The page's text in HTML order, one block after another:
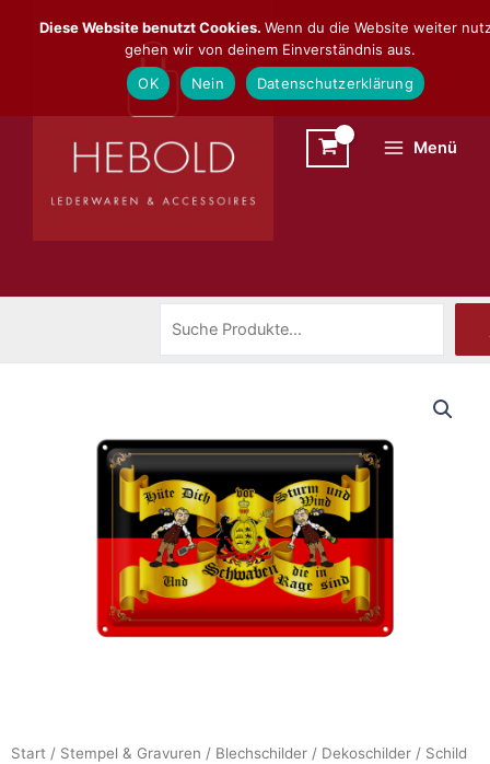
Inhalt
Menü
Start / Stempel & Gravuren / Blechschilder / Dekoschilder / Schild
Diese Website benutzt Cookies. Wenn du die Website weiter
gehen wir von deinem Einverständnis aus.
OK
Nein Datenschutzerklärung